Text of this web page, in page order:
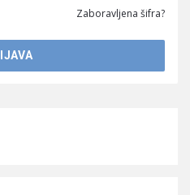
Zaboravljena šifra?